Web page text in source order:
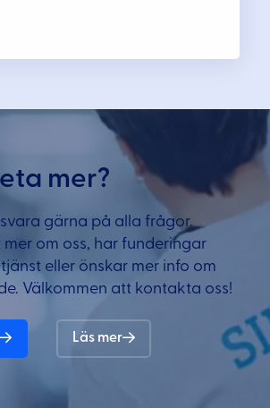
mer?
gärna på alla frågor.
mer om oss, har funderingar
eller önskar mer info om
Välkommen att kontakta oss!
Läs mer